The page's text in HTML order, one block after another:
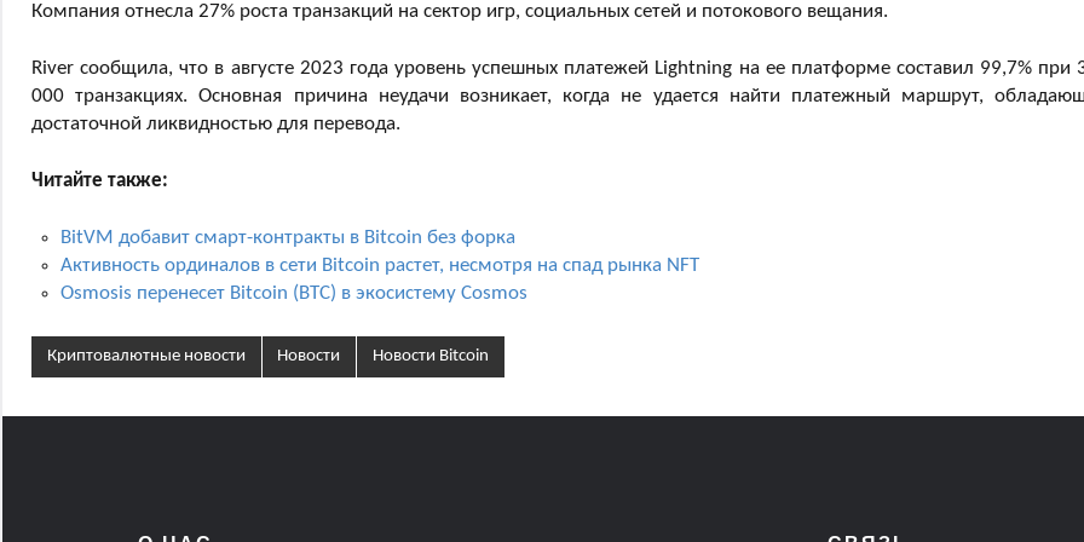
Компания отнесла 27% роста транзакций на сектор игр, социальных сетей и потокового вещания.
River сообщила, что в августе 2023 года уровень успешных платежей Lightning на ее платформе составил 99,7% при
000 транзакциях. Основная причина неудачи возникает, когда не удается найти платежный маршрут,
достаточной ликвидностью для перевода.
Читайте также:
BitVM добавит смарт-контракты в Bitcoin без форка
Активность ординалов в сети Bitcoin растет, несмотря на спад рынка NFT
Osmosis перенесет Bitcoin (BTC) в экосистему Cosmos
Криптовалютные новости Новости Новости Bitcoin